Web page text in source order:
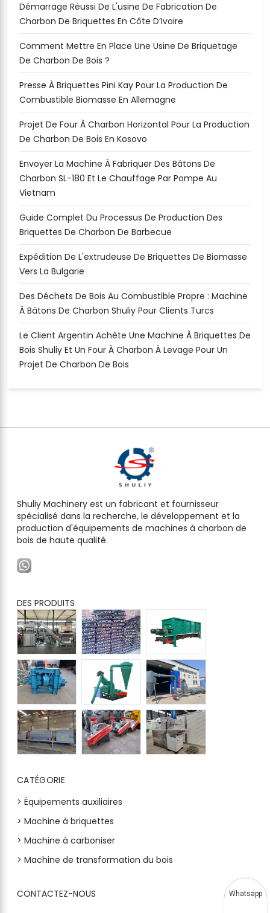
Démarrage Réussi De L'usine De Fabrication De
Charbon De Briquettes En Côte D’Ivoire
Comment Mettre En Place Une Usine De Briquetage
De Charbon De Bois ?
Presse À Briquettes Pini Kay Pour La Production De
Combustible Biomasse En Allemagne
Projet De Four À Charbon Horizontal Pour La Production
De Charbon De Bois En Kosovo
Envoyer La Machine À Fabriquer Des Bâtons De
Charbon SL-180 Et Le Chauffage Par Pompe Au
Vietnam
Guide Complet Du Processus De Production Des
Briquettes De Charbon De Barbecue
Expédition De L'extrudeuse De Briquettes De Biomasse
Vers La Bulgarie
Des Déchets De Bois Au Combustible Propre : Machine
À Bâtons De Charbon Shuliy Pour Clients Turcs
Le Client Argentin Achète Une Machine À Briquettes De
Bois Shuliy Et Un Four À Charbon À Levage Pour Un
Projet De Charbon De Bois
Shuliy Machinery est un fabricant et fournisseur
spécialisé dans la recherche, le développement et la
production d'équipements de machines à charbon de
bois de haute qualité.
DES PRODUITS
CATÉGORIE
> Équipements auxiliaires
> Machine à briquettes
> Machine à carboniser
> Machine de transformation du bois
CONTACTEZ-NOUS Whatsapp